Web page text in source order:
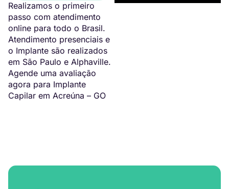
Realizamos o primeiro
passo com atendimento
online para todo o Brasil.
Atendimento presenciais e
o Implante são realizados
em São Paulo e Alphaville.
Agende uma avaliação
agora para Implante
Capilar em Acreúna – GO